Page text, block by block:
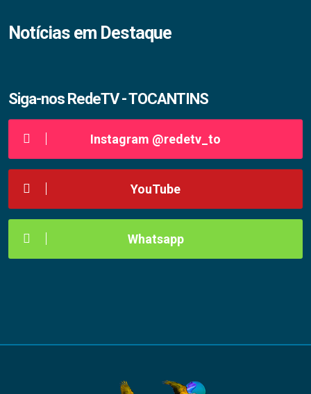
Notícias em Destaque
Siga-nos RedeTV - TOCANTINS
Instagram @redetv_to
YouTube
Whatsapp